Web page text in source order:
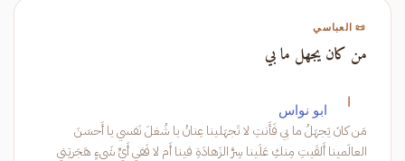
📜 العباسي
من كان يجهل ما بي
ا ابو نواس
مَن كانَ يَجهَلُ ما بي فَأَنتِ لا تَجهَلينا عِنانُ يا شُغلَ نَفسي يا أَحسَنَ
العالَمينا أَلقَيتِ مِنكِ عَلَينا سِرَّ الزَهادَةِ فينا أَم لا فَفي أَيِّ شَيءٍ هَجَرتِني